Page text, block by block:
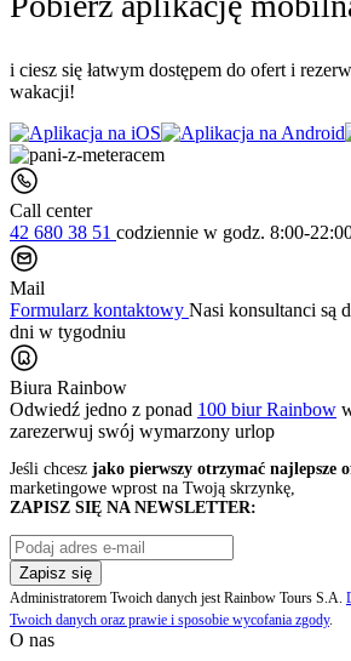
i ciesz się łatwym dostępem do ofert i
wakacji!
Call center
42 680 38 51 codziennie w godz. 8:00-
Mail
Formularz kontaktowy Nasi konsultanci są
dni w tygodniu
Biura Rainbow
Odwiedź jedno z ponad 100 biur Rainbow
zarezerwuj swój wymarzony urlop
Jeśli chcesz jako pierwszy otrzymać najlepsze
marketingowe wprost na Twoją skrzynkę,
ZAPISZ SIĘ NA NEWSLETTER:
Zapisz się
Administratorem Twoich danych jest Rainbow Tours S.A.
Twoich danych oraz prawie i sposobie wycofania zgody.
O nas